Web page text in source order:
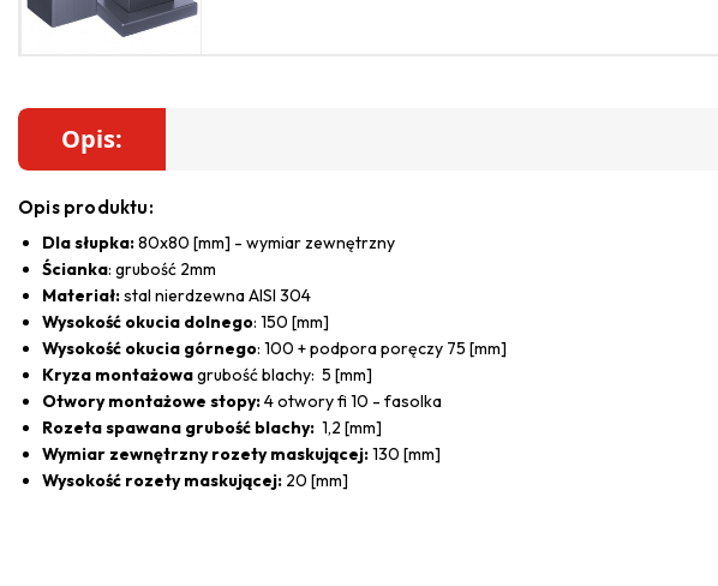
Opis:
Opis produktu:
Dla słupka:80x80 [mm] - wymiar zewnętrzny
Ścianka: grubość 2mm
Materiał:stal nierdzewna AISI 304
Wysokość okucia dolnego: 150 [mm]
Wysokość okucia górnego: 100 + podpora poręczy 75 [mm]
Kryza montażowagrubość blachy: 5 [mm]
Otwory montażowe stopy:4 otwory fi 10 - fasolka
Rozeta spawana grubość blachy: 1,2 [mm]
Wymiar zewnętrzny rozety maskującej:130 [mm]
Wysokość rozety maskującej: 20 [mm]